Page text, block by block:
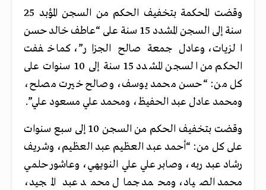
وقضت المحكمة بتخفيف الحكم من السجن المؤبد 25
سنة إلى السجن المشدد 15 سنة على “عاطف خالد حسن
الزيات، وعادل جمعة صالح الجزار”، كما خففت
الحكم من السجن المشدد 15 سنة إلى 10 سنوات على
كل من: “حسن محمد يوسف، وصالح خيرت مصلح،
ومحمد عادل عبد الحفيظ، ومحمد علي مسعود علي”.
وقضت بتخفيف الحكم من السجن 10 إلى سبع سنوات
على كل من: “أحمد عبد العظيم عبد العظيم، وشريف
رشاد عبد ربه، وصابر علي علي النويهي، وعاشور حلمي
محمد الصياد، ومحمد جمال محمد عبد المجيد،